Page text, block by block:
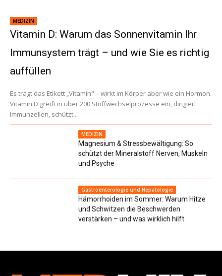
MEDIZIN
Vitamin D: Warum das Sonnenvitamin Ihr
Immunsystem trägt – und wie Sie es richtig
auffüllen
Es trägt das Etikett „Vitamin" – wirkt im Körper aber wie ein Hormon.
Vitamin D greift in über 200 Stoffwechselprozesse ein, dirigiert
Immunzellen, schützt...
MEDIZIN
Magnesium & Stressbewältigung: So
schützt der Mineralstoff Nerven, Muskeln
und Psyche
Gastroenterologie und Hepatologie
Hämorrhoiden im Sommer: Warum Hitze
und Schwitzen die Beschwerden
verstärken – und was wirklich hilft